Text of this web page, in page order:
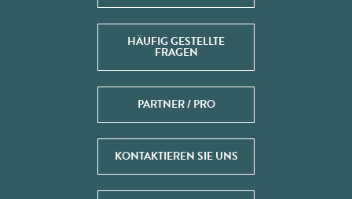
HÄUFIG GESTELLTE
FRAGEN
PARTNER / PRO
KONTAKTIEREN SIE UNS